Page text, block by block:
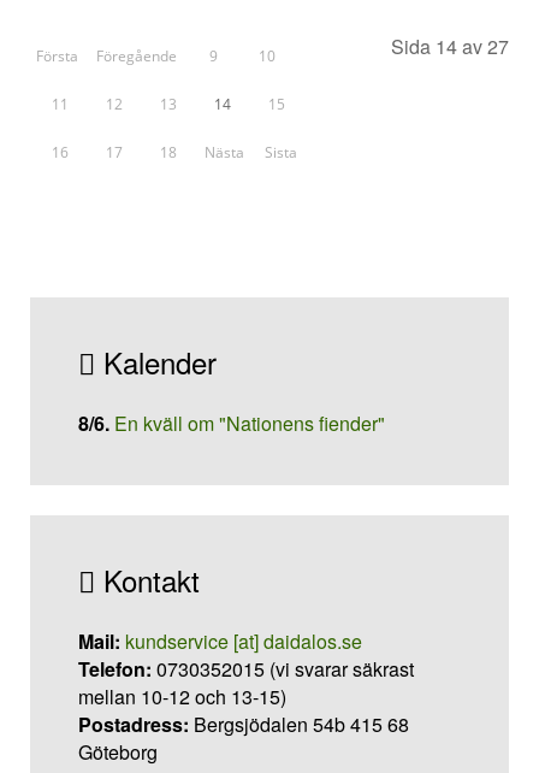
Första Föregående 9 10
11 12 13 14 15
16 17 18 Nästa Sista
Sida 14 av 27
Kalender
8/6. En kväll om "Nationens fiender"
Kontakt
Mail: kundservice [at] daidalos.se
Telefon: 0730352015 (vi svarar säkrast
mellan 10-12 och 13-15)
Postadress: Bergsjödalen 54b 415 68
Göteborg